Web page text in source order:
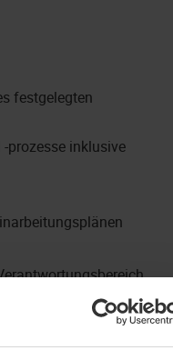
festgelegten
prozesse inklusive